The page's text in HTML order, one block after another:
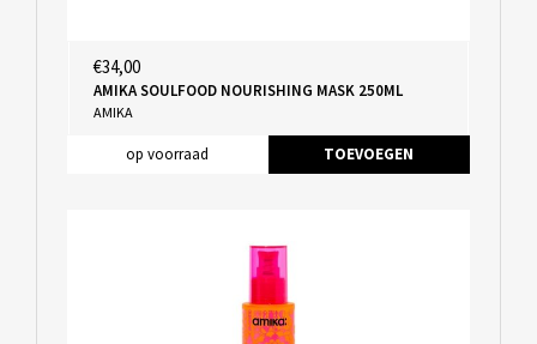
€34,00
AMIKA SOULFOOD NOURISHING MASK 250ML
AMIKA
op voorraad TOEVOEGEN